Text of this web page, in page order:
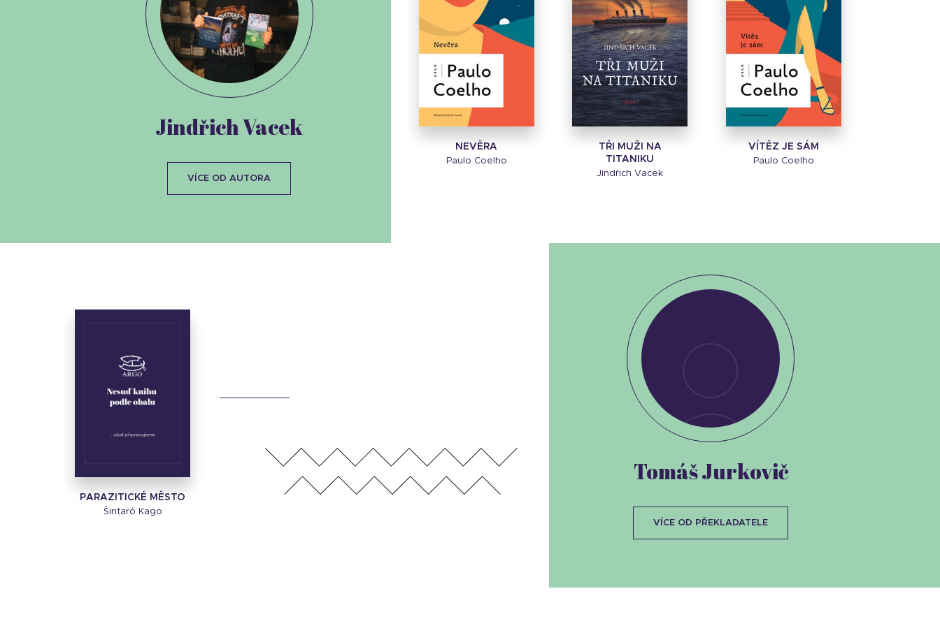
NEVĚRA
Paulo Coelho
TŘI MUŽI NA
TITANIKU
Jindřich Vacek
VÍTĚZ JE SÁM
Paulo Coelho
Jindřich Vacek
VÍCE OD AUTORA
PARAZITICKÉ MĚSTO
Šintaró Kago
Tomáš Jurkovič
VÍCE OD PŘEKLADATELE